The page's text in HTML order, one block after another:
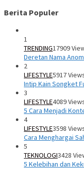
Berita Populer
1
TRENDING17909
Deretan Nama
2
LIFESTYLE5917
Intip Kain Songket
3
LIFESTYLE4089
5 Cara Menjadi
4
LIFESTYLE3598
Cara Menghargai
5
TEKNOLOGI3428
5 Kelebihan dan